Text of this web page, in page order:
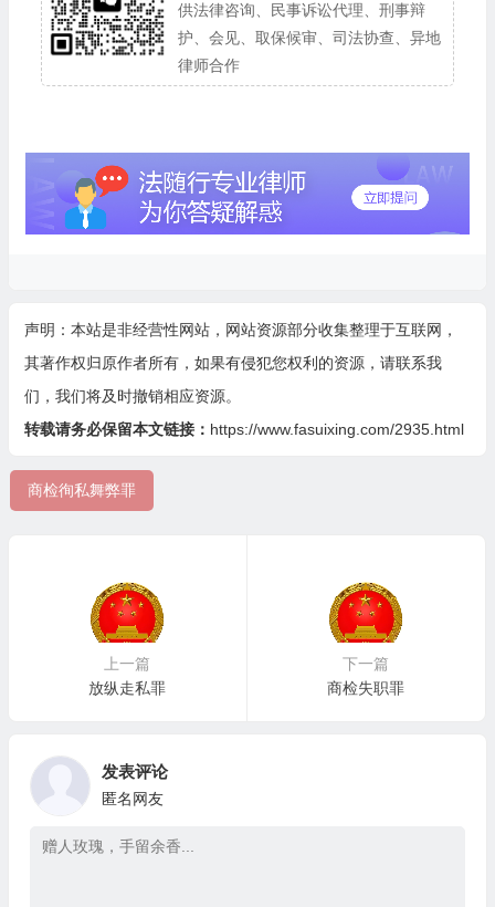
供法律咨询、民事诉讼代理、刑事辩
护、会见、取保候审、司法协查、异地
律师合作
声明：本站是非经营性网站，网站资源部分收集整理于互联网，
其著作权归原作者所有，如果有侵犯您权利的资源，请联系我
们，我们将及时撤销相应资源。
转载请务必保留本文链接： https://www.fasuixing.com/2935.html
商检徇私舞弊罪
上一篇
放纵走私罪
下一篇
商检失职罪
发表评论
匿名网友